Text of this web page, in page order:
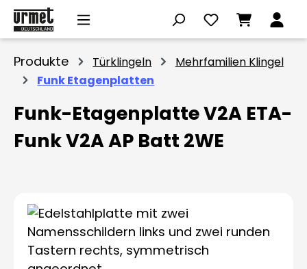
Zum Hauptinhalt springen
Produkte Türklingeln
Mehrfamilien Klingel
Funk Etagenplatten
Funk-Etagenplatte V2A ETA-
Funk V2A AP Batt 2WE
Bildergalerie überspringen